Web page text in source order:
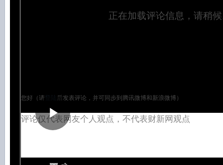
正在加载评论信息，请稍
您好（请登陆 后发表评论，并可同步到腾讯微博和新浪微博）